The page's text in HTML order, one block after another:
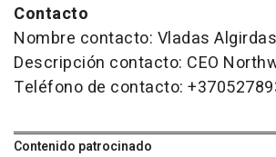
Contacto
Nombre contacto: Vladas
Descripción contacto: CEO
Teléfono de contacto:
Contenido patrocinado